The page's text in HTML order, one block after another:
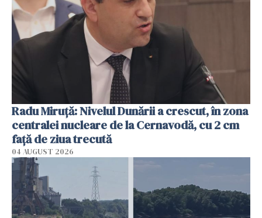
Radu Miruţă: Nivelul Dunării a crescut, în zona
centralei nucleare de la Cernavodă, cu 2 cm
faţă de ziua trecută
04 AUGUST 2026